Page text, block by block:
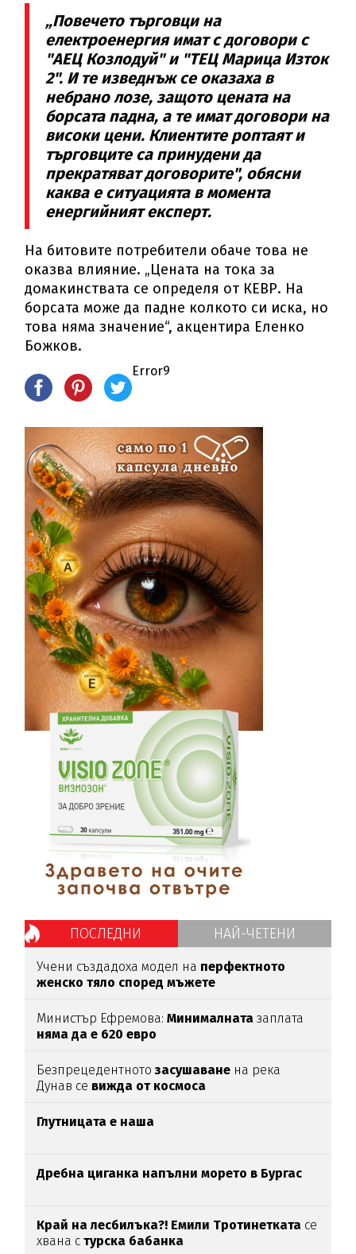
„Повечето търговци на
електроенергия имат с договори с
"АЕЦ Козлодуй" и "ТЕЦ Марица Изток
2". И те изведнъж се оказаха в
небрано лозе, защото цената на
борсата падна, а те имат договори на
високи цени. Клиентите роптаят и
търговците са принудени да
прекратяват договорите", обясни
каква е ситуацията в момента
енергийният експерт.
На битовите потребители обаче това не
оказва влияние. „Цената на тока за
домакинствата се определя от КЕВР. На
борсата може да падне колкото си иска, но
това няма значение“, акцентира Еленко
Божков.
Error9
ПОСЛЕДНИ НАЙ-ЧЕТЕНИ
Учени създадоха модел на перфектното
женско тяло според мъжете
Министър Ефремова:Минималната заплата
няма да е 620 евро
Безпрецедентнотозасушаване на река
Дунав се вижда от космоса
Глутницата е наша
Дребна циганка напълни морето в Бургас
Край на лесбилъка?! Емили Тротинетката се
хвана с турска бабанка